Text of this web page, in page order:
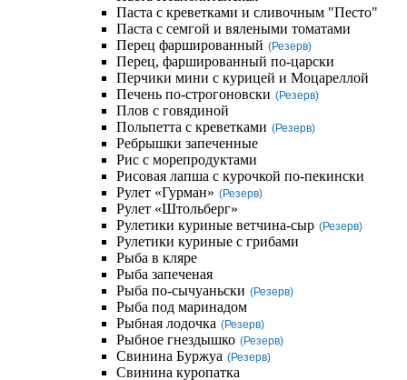
Паста с креветками и сливочным "Песто"
Паста с семгой и вялеными томатами
Перец фаршированный (Резерв)
Перец, фаршированный по-царски
Перчики мини с курицей и Моцареллой
Печень по-строгоновски (Резерв)
Плов с говядиной
Польпетта с креветками (Резерв)
Ребрышки запеченные
Рис с морепродуктами
Рисовая лапша с курочкой по-пекински
Рулет «Гурман» (Резерв)
Рулет «Штольберг»
Рулетики куриные ветчина-сыр (Резерв)
Рулетики куриные с грибами
Рыба в кляре
Рыба запеченая
Рыба по-сычуаньски (Резерв)
Рыба под маринадом
Рыбная лодочка (Резерв)
Рыбное гнездышко (Резерв)
Свинина Буржуа (Резерв)
Свинина куропатка